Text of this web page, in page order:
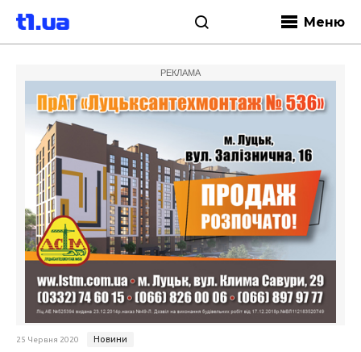
Меню
РЕКЛАМА
25 Червня 2020 Новини